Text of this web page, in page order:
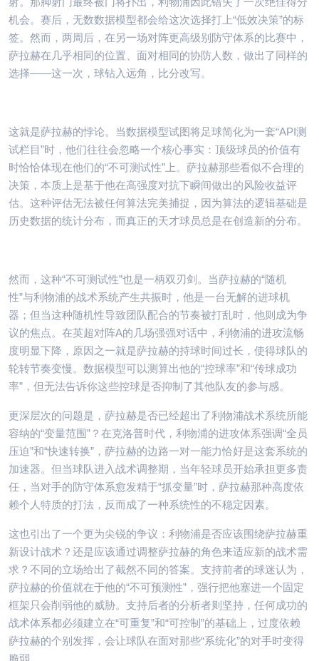
机会。赛后，无数数据模型都会给这次选择打上“低效决策”的标
签。然而，两周后，在另一场对阵更高级别防守体系的比赛中，
萨拉赫在几乎相同的位置、面对相同的协防人数，做出了同样的
选择——这一次，球钻入远角，比分改写。
这就是萨拉赫的悖论。当数据模型试图将足球简化为一套“API测
试栏目”时，他们往往会忽略一个核心事实：顶级球员的价值有
时恰恰体现在他们的“不可测试性”上。萨拉赫那些看似不合理的
决策，本质上是基于他在高强度对抗下瞬间做出的风险收益评
估。这种评估无法被任何算法完美捕捉，因为算法的逻辑基础是
历史数据的统计分布，而真正的天才球员总是在创造新的分布。
然而，这种“不可测试性”也是一柄双刃剑。当萨拉赫的“随机
性”与利物浦的战术系统产生共振时，他是一台无解的进球机
器；但当这种随机性导致团队配合的节奏被打乱时，他则成为争
议的焦点。在英超对阵A的几场强强对话中，利物浦的进攻流畅
度明显下降，原因之一就是萨拉赫的持球时间过长，使得球队的
轮转节奏变慢。数据模型可以测算出他的“控球率”和“传球成功
率”，但无法告诉你这些控球是否抑制了其他队友的参与感。
更深层次的问题是，萨拉赫是否已经超出了利物浦战术系统所能
容纳的“变量范围”？在克洛普时代，利物浦的进攻体系强调“全员
压迫”和“快速转换”，萨拉赫的边路一对一能力恰好是这套系统的
加速器。但当球队进入战术调整期，当年轻球员开始承担更多责
任，当对手的防守体系愈发精于“抓变量”时，萨拉赫那种高度依
赖个人特质的打法，反而成了一种系统性的不稳定因素。
这也引出了一个更为尖锐的争议：利物浦是否应该围绕萨拉赫重
新设计战术？还是应该通过调整萨拉赫的角色来适应新的战术需
求？不同的立场给出了截然不同的答案。支持前者的球迷认为，
萨拉赫的价值就在于他的“不可预测性”，强行把他塞进一个固定
框架只会削弱他的威胁。支持后者的分析者则坚持，任何成功的
战术体系都必须建立在“可重复”和“可控制”的基础上，过度依赖
萨拉赫的个别发挥，会让球队在面对那些“系统化”的对手时变得
脆弱。